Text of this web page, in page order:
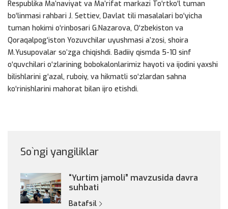
Respublika Maʼnaviyat va Maʼrifat markazi To‘rtko‘l tuman
bo‘linmasi rahbari J. Settiev, Davlat tili masalalari bo‘yicha
tuman hokimi o‘rinbosari G.Nazarova, O‘zbekiston va
Qoraqalpog‘iston Yozuvchilar uyushmasi aʼzosi, shoira
M.Yusupovalar soʻzga chiqishdi. Badiiy qismda 5-10 sinf
o‘quvchilari o‘zlarining bobokalonlarimiz hayoti va ijodini yaxshi
bilishlarini g‘azal, ruboiy, va hikmatli so‘zlardan sahna
ko‘rinishlarini mahorat bilan ijro etishdi.
So`ngi yangiliklar
“Yurtim jamoli” mavzusida davra
suhbati
Batafsil